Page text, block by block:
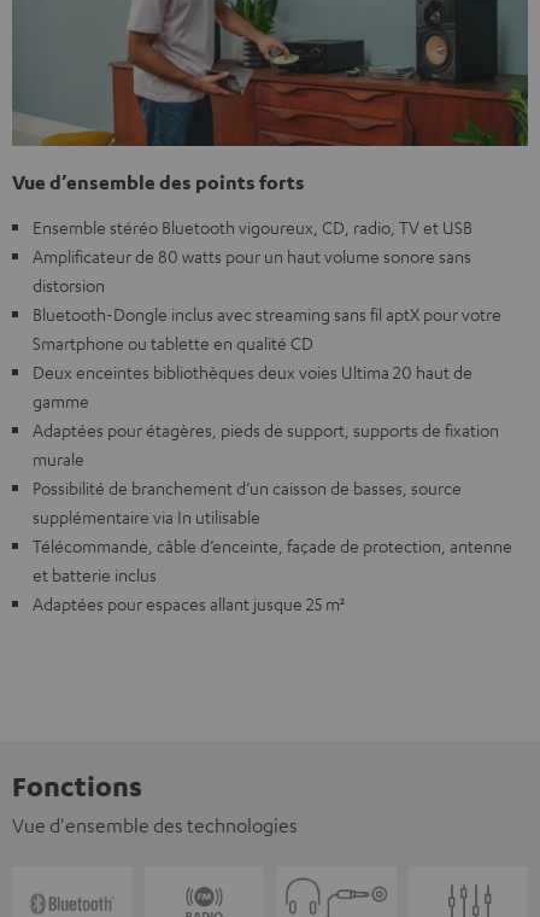
Vue d’ensemble des points forts
Ensemble stéréo Bluetooth vigoureux, CD, radio, TV et USB
Amplificateur de 80 watts pour un haut volume sonore sans
distorsion
Bluetooth-Dongle inclus avec streaming sans fil aptX pour votre
Smartphone ou tablette en qualité CD
Deux enceintes bibliothèques deux voies Ultima 20 haut de
gamme
Adaptées pour étagères, pieds de support, supports de fixation
murale
Possibilité de branchement d’un caisson de basses, source
supplémentaire via In utilisable
Télécommande, câble d’enceinte, façade de protection, antenne
et batterie inclus
Adaptées pour espaces allant jusque 25 m²
Fonctions
Vue d'ensemble des technologies